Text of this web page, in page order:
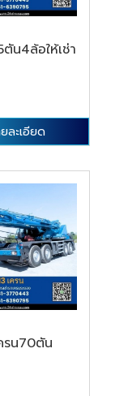
น4ล้อให้เช่า
ละเอียด
รน70ตัน